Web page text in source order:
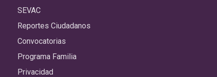
SEVAC
Reportes Ciudadanos
Convocatorias
Programa Familia
Privacidad